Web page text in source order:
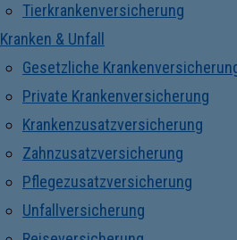
Tierkrankenversicherung
Kranken & Unfall
Gesetzliche
Private Krankenversicherung
Krankenzusatzversicherung
Zahnzusatzversicherung
Pflegezusatzversicherung
Unfallversicherung